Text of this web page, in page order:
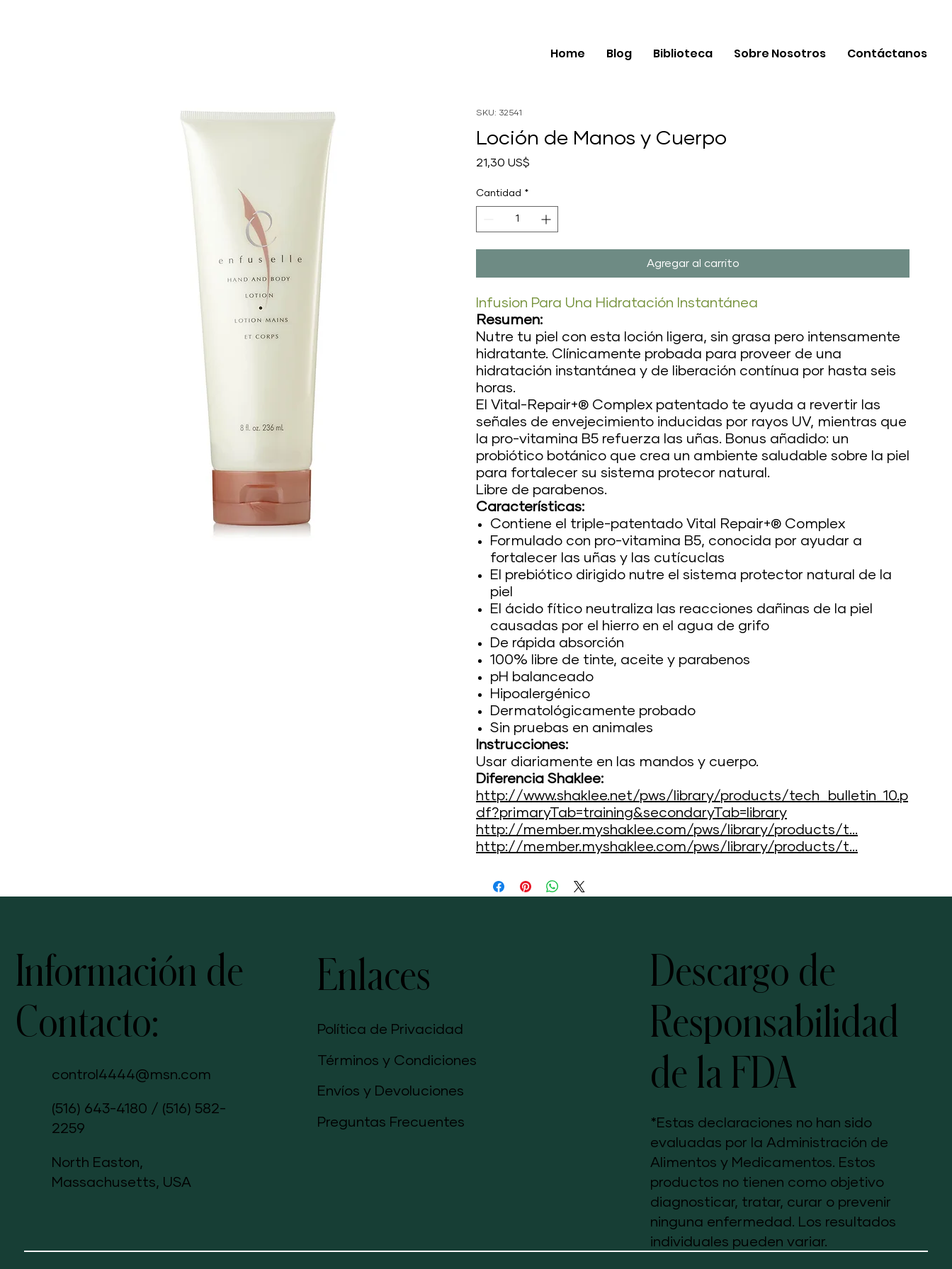
Home Blog Biblioteca Sobre Nosotros Contáctanos
SKU: 32541
Loción de Manos y Cuerpo
21,30 US$
Cantidad *
Agregar al carrito
Infusion Para Una Hidratación Instantánea
Resumen:
Nutre tu piel con esta loción ligera, sin grasa pero intensamente
hidratante. Clínicamente probada para proveer de una
hidratación instantánea y de liberación contínua por hasta seis
horas.
El Vital-Repair+® Complex patentado te ayuda a revertir las
señales de envejecimiento inducidas por rayos UV, mientras que
la pro-vitamina B5 refuerza las uñas. Bonus añadido: un
probiótico botánico que crea un ambiente saludable sobre la piel
para fortalecer su sistema protecor natural.
Libre de parabenos.
Características:
Contiene el triple-patentado Vital Repair+® Complex
Formulado con pro-vitamina B5, conocida por ayudar a
fortalecer las uñas y las cutícuclas
El prebiótico dirigido nutre el sistema protector natural de la
piel
El ácido fítico neutraliza las reacciones dañinas de la piel
causadas por el hierro en el agua de grifo
De rápida absorción
100% libre de tinte, aceite y parabenos
pH balanceado
Hipoalergénico
Dermatológicamente probado
Sin pruebas en animales
Instrucciones:
Usar diariamente en las mandos y cuerpo.
Diferencia Shaklee:
http://www.shaklee.net/pws/library/products/tech_bulletin_10.p
df?primaryTab=training&secondaryTab=library
http://member.myshaklee.com/pws/library/products/t...
http://member.myshaklee.com/pws/library/products/t...
Información de
Contacto:
control4444@msn.com
(516) 643-4180 / (516) 582-
2259
North Easton,
Massachusetts, USA
Descargo de
Responsabilidad
de la FDA
*Estas declaraciones no han sido
evaluadas por la Administración de
Alimentos y Medicamentos. Estos
productos no tienen como objetivo
diagnosticar, tratar, curar o prevenir
ninguna enfermedad. Los resultados
individuales pueden variar.
Enlaces
Política de Privacidad
Términos y Condiciones
Envíos y Devoluciones
Preguntas Frecuentes